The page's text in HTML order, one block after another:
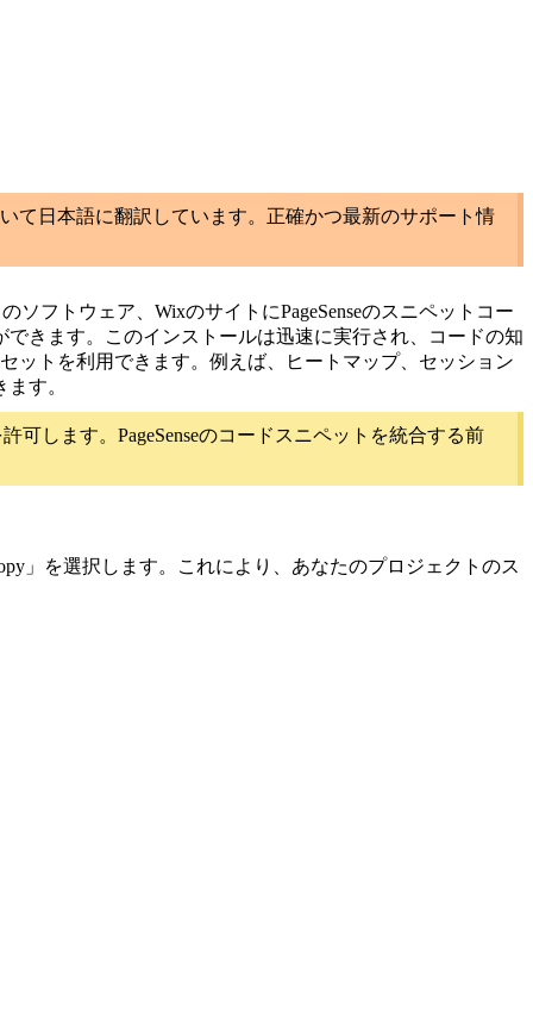
て日本語に翻訳しています。正確かつ最新のサポート情
ソフトウェア、 WixのサイトにPageSenseのスニペットコー
きます。このインストールは迅速に実行され、
コードの知
ットを利用できます。例えば、ヒートマップ、セッション
す。
します。PageSenseのコードスニペットを統合する前
」を選択します。これにより、あなたのプロジェクトのス